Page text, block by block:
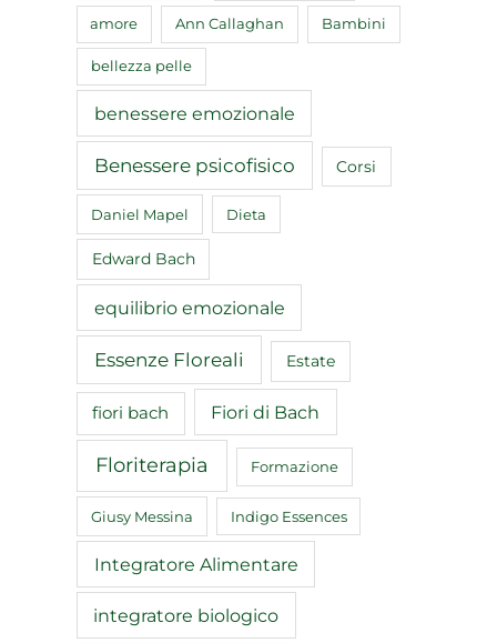
amore Ann Callaghan Bambini
bellezza pelle
benessere emozionale
Benessere psicofisico Corsi
Daniel Mapel Dieta
Edward Bach
equilibrio emozionale
Essenze Floreali Estate
fiori bach Fiori di Bach
Floriterapia Formazione
Giusy Messina Indigo Essences
Integratore Alimentare
integratore biologico